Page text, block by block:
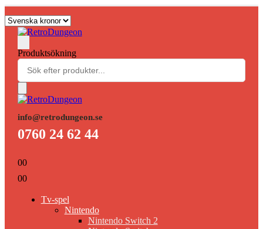
Produktsökning
info@retrodungeon.se
0760 24 62 44
00
00
Tv-spel
Nintendo
Nintendo Switch 2